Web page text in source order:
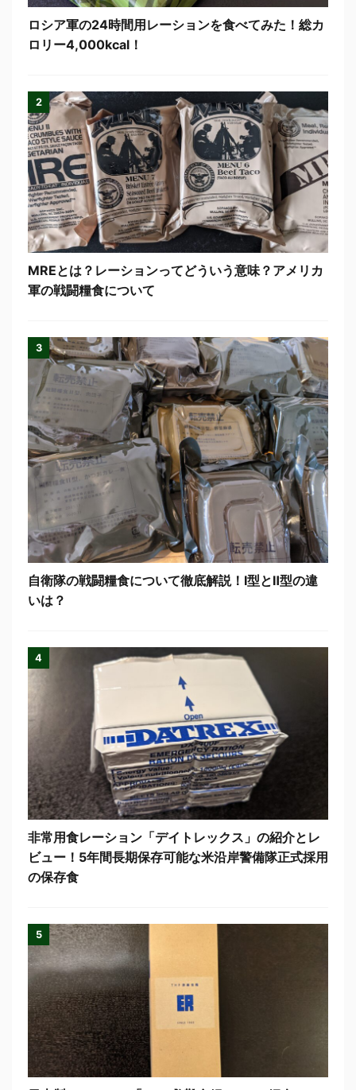
ロシア軍の24時間用レーションを食べてみた！総カ
ロリー4,000kcal！
2
MREとは？レーションってどういう意味？アメリカ
軍の戦闘糧食について
3
自衛隊の戦闘糧食について徹底解説！Ⅰ型とⅡ型の違
いは？
4
非常用食レーション「デイトレックス」の紹介とレ
ビュー！5年間長期保存可能な米沿岸警備隊正式採用
の保存食
5